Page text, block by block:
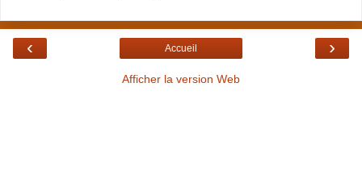
‹ ›
Accueil
Afficher la version Web